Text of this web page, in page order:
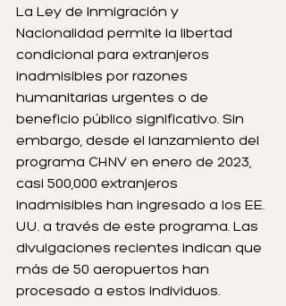
La Ley de Inmigración y
Nacionalidad permite la libertad
condicional para extranjeros
inadmisibles por razones
humanitarias urgentes o de
beneficio público significativo. Sin
embargo, desde el lanzamiento del
programa CHNV en enero de 2023,
casi 500,000 extranjeros
inadmisibles han ingresado a los EE.
UU. a través de este programa. Las
divulgaciones recientes indican que
más de 50 aeropuertos han
procesado a estos individuos.